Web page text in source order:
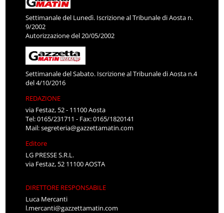
Settimanale del Lunedì. Iscrizione al Tribunale di Aosta n.
9/2002
Autorizzazione del 20/05/2002
Settimanale del Sabato. Iscrizione al Tribunale di Aosta n.4
del 4/10/2016
REDAZIONE
via Festaz, 52 - 11100 Aosta
Tel: 0165/231711 - Fax: 0165/1820141
Mail:segreteria@gazzettamatin.com
Editore
LG PRESSE S.R.L.
via Festaz, 52 11100 AOSTA
DIRETTORE RESPONSABILE
Luca Mercanti
l.mercanti@gazzettamatin.com